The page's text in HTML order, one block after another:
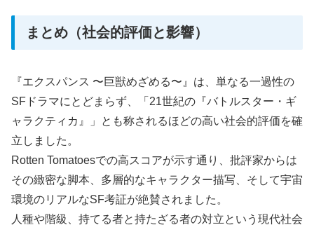
まとめ（社会的評価と影響）
『エクスパンス 〜巨獣めざめる〜』は、単なる一過性の
SFドラマにとどまらず、「21世紀の『バトルスター・ギ
ャラクティカ』」とも称されるほどの高い社会的評価を確
立しました。
Rotten Tomatoesでの高スコアが示す通り、批評家からは
その緻密な脚本、多層的なキャラクター描写、そして宇宙
環境のリアルなSF考証が絶賛されました。
人種や階級、持てる者と持たざる者の対立という現代社会